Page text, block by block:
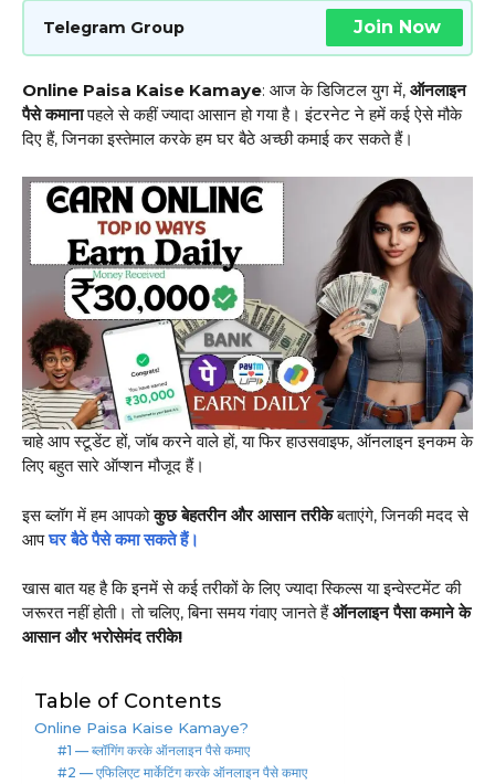
Telegram Group Join Now
Online Paisa Kaise Kamaye: आज के डिजिटल युग में, ऑनलाइन
पैसे कमानापहले से कहीं ज्यादा आसान हो गया है। इंटरनेट ने हमें कई ऐसे मौके
दिए हैं, जिनका इस्तेमाल करके हम घर बैठे अच्छी कमाई कर सकते हैं।
चाहे आप स्टूडेंट हों, जॉब करने वाले हों, या फिर हाउसवाइफ, ऑनलाइन इनकम के
लिए बहुत सारे ऑप्शन मौजूद हैं।
इस ब्लॉग में हम आपकोकुछ बेहतरीन और आसान तरीकेबताएंगे, जिनकी मदद से
आपघर बैठे पैसे कमा सकते हैं।
खास बात यह है कि इनमें से कई तरीकों के लिए ज्यादा स्किल्स या इन्वेस्टमेंट की
जरूरत नहीं होती। तो चलिए, बिना समय गंवाए जानते हैंऑनलाइन पैसा कमाने के
आसान और भरोसेमंद तरीके!
Table of Contents
Online Paisa Kaise Kamaye?
#1 — ब्लॉगिंग करके ऑनलाइन पैसे कमाए
#2 — एफिलिएट मार्केटिंग करके ऑनलाइन पैसे कमाए